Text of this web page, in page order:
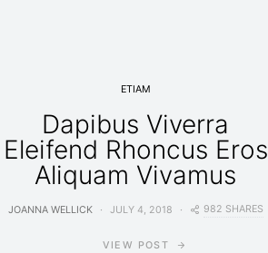
ETIAM
Dapibus Viverra
Eleifend Rhoncus Eros
Aliquam Vivamus
JOANNA WELLICK JULY 4, 2018 982 SHARES
VIEW POST